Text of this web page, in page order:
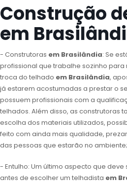
Construção
em
- Construtoras em Brasilândia: Se
profissional que trabalhe sozinho
troca do telhado em Brasilândia,
já estarem acostumadas a prestar o
possuem profissionais com a
telhados. Além disso, as construtoras
escolha dos materiais utilizados,
feito com ainda mais qualidade,
das pessoas que estarão no ambiente;
- Entulho: Um último aspecto que
antes de escolher um telhadista em